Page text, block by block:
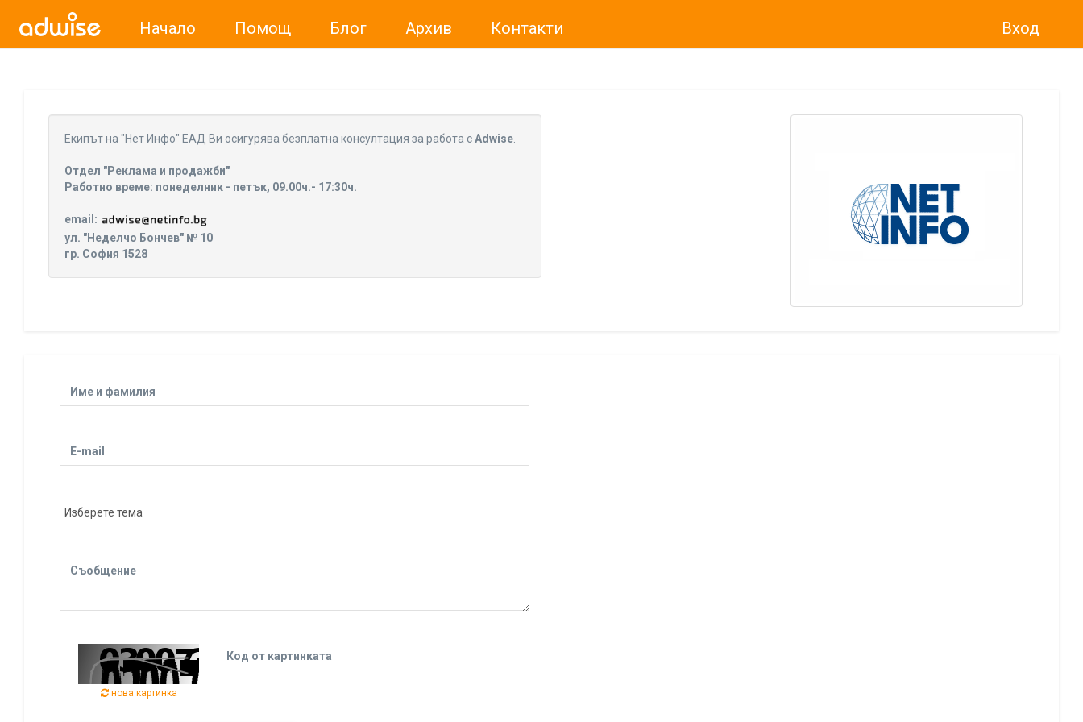
Начало Помощ Блог Архив Контакти Вход
Уважаеми рекламодатели, с настоящото съобщение бихме искали да Ви уведомим, че „Нет Инфо“ ЕАД ( прекратява услугата Adwiseсчитано от01.01.2026 г
За повече информация, натиснете
Eкипът на "Нет Инфо" ЕАД Ви осигурява безплатна консултация за работа сAdwise.
Отдел "Реклама и продажби"
Работно време: понеделник - петък, 09.00ч.- 17:30ч.
email:
ул. "Неделчо Бончев" № 10
гр. София 1528
Име и фамилия
E-mail
Съобщение
нова картинка
Код от картинката